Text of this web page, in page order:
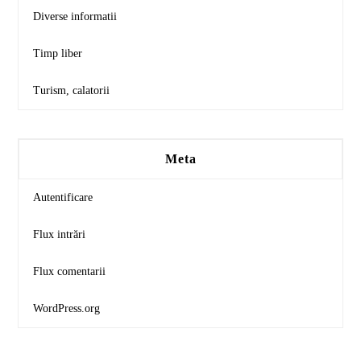
Diverse informatii
Timp liber
Turism, calatorii
Meta
Autentificare
Flux intrări
Flux comentarii
WordPress.org